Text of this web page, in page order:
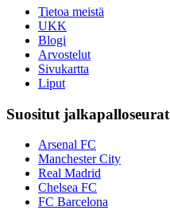
Tietoa meistä
UKK
Blogi
Arvostelut
Sivukartta
Liput
Suositut jalkapalloseurat
Arsenal FC
Manchester City
Real Madrid
Chelsea FC
FC Barcelona